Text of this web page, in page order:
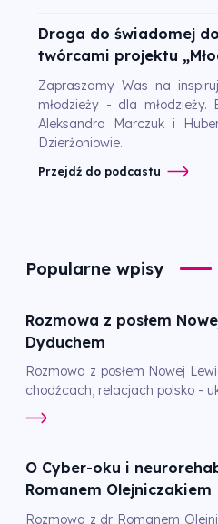
Droga do świadomej
twórcami projektu
Zapraszamy Was na
młodzieży - dla
Aleksandra Marczuk i
Dzierżoniowie.
Przejdź do podcastu
Popularne wpisy
Rozmowa z posłem
Dyduchem
Rozmowa z posłem Nowej
chodźcach, relacjach polsko -
O Cyber-oku i
Romanem Olejniczakiem
Rozmowa z dr Romanem